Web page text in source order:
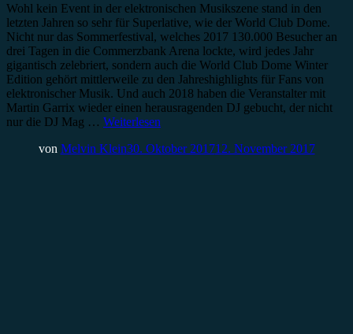
Wohl kein Event in der elektronischen Musikszene stand in den
letzten Jahren so sehr für Superlative, wie der World Club Dome.
Nicht nur das Sommerfestival, welches 2017 130.000 Besucher an
drei Tagen in die Commerzbank Arena lockte, wird jedes Jahr
gigantisch zelebriert, sondern auch die World Club Dome Winter
Edition gehört mittlerweile zu den Jahreshighlights für Fans von
elektronischer Musik. Und auch 2018 haben die Veranstalter mit
Martin Garrix wieder einen herausragenden DJ gebucht, der nicht
nur die DJ Mag … Weiterlesen
von Melvin Klein30. Oktober 201712. November 2017